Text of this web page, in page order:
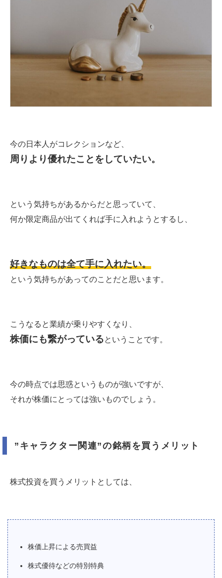
今の日本人がコレクションなど、
周りより優れたことをしていたい。
という気持ちがあるからだと思っていて、
何か限定商品が出てくれば手に入れようとするし、
好きなものは全て手に入れたい。
という気持ちがあってのことだと思います。
こうなると業績が乗りやすくなり、
株価にも繋がっているということです。
今の時点では思惑というものが強いですが、
それが株価にとっては強いものでしょう。
”キャラクター関連”の銘柄を買うメリット
株式投資を買うメリットとしては、
株価上昇による売買益
株式優待などの特別特典